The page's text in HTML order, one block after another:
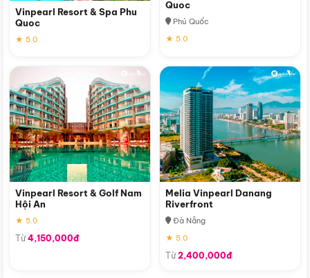
Vinpearl Resort & Spa Phu
Quoc
★ 5.0
Quoc
Phú Quốc
★ 5.0
Vinpearl Resort & Golf Nam
Hội An
★ 5.0
Từ4,150,000đ
Melia Vinpearl Danang
Riverfront
Đà Nẵng
★ 5.0
Từ2,400,000đ